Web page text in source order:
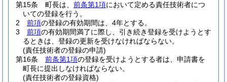
第15条
町長は、 前条第1項において定める責任技術者につ
いての登録を行う。
2
前項の登録の有効期間は、4年とする。
3
前項の有効期間満了に際し、引き続き登録を受けようとす
るときは、登録の更新を受けなければならない。
(責任技術者の登録の申請)
第16条
前条第1項の登録を受けようとする者は、申請書を
町長に提出しなければならない。
(責任技術者の登録資格)